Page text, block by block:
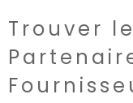
Trouver